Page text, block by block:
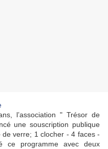
l’association " Trésor de
une souscription publique
verre; 1 clocher - 4 faces -
ce programme avec deux